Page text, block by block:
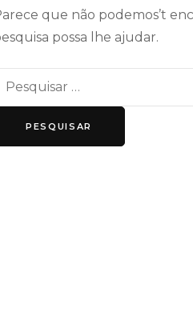
que não podemos’t
possa lhe ajudar.
Pesquisar